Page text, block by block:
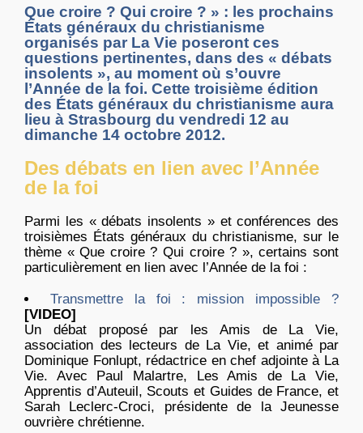
Que croire ? Qui croire ? » : les prochains
États généraux du christianisme
organisés par La Vie poseront ces
questions pertinentes, dans des « débats
insolents », au moment où s’ouvre
l’Année de la foi. Cette troisième édition
des États généraux du christianisme aura
lieu à Strasbourg du vendredi 12 au
dimanche 14 octobre 2012.
Des débats en lien avec l’Année
de la foi
Parmi les « débats insolents » et conférences des
troisièmes États généraux du christianisme, sur le
thème « Que croire ? Qui croire ? », certains sont
particulièrement en lien avec l’Année de la foi :
Transmettre la foi : mission impossible ?
[VIDEO]
Un débat proposé par les Amis de La Vie,
association des lecteurs de La Vie, et animé par
Dominique Fonlupt, rédactrice en chef adjointe à La
Vie. Avec Paul Malartre, Les Amis de La Vie,
Apprentis d’Auteuil, Scouts et Guides de France, et
Sarah Leclerc-Croci, présidente de la Jeunesse
ouvrière chrétienne.